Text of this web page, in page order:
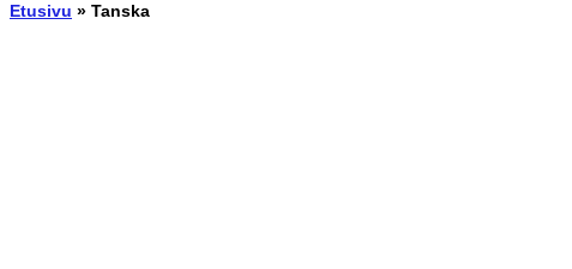
Etusivu » Tanska